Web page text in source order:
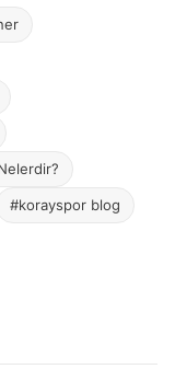
#korayspor blog